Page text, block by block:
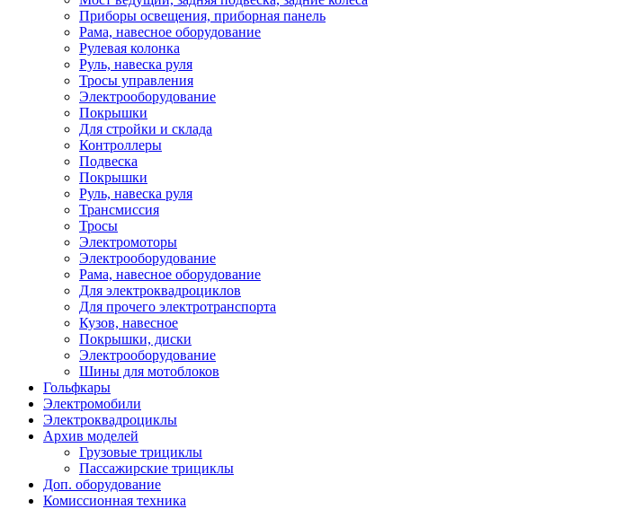
Приборы освещения, приборная панель
Рама, навесное оборудование
Рулевая колонка
Руль, навеска руля
Тросы управления
Электрооборудование
Покрышки
Для стройки и склада
Контроллеры
Подвеска
Покрышки
Руль, навеска руля
Трансмиссия
Тросы
Электромоторы
Электрооборудование
Рама, навесное оборудование
Для электроквадроциклов
Для прочего электротранспорта
Кузов, навесное
Покрышки, диски
Электрооборудование
Шины для мотоблоков
Гольфкары
Электромобили
Электроквадроциклы
Архив моделей
Грузовые трициклы
Пассажирские трициклы
Доп. оборудование
Комиссионная техника